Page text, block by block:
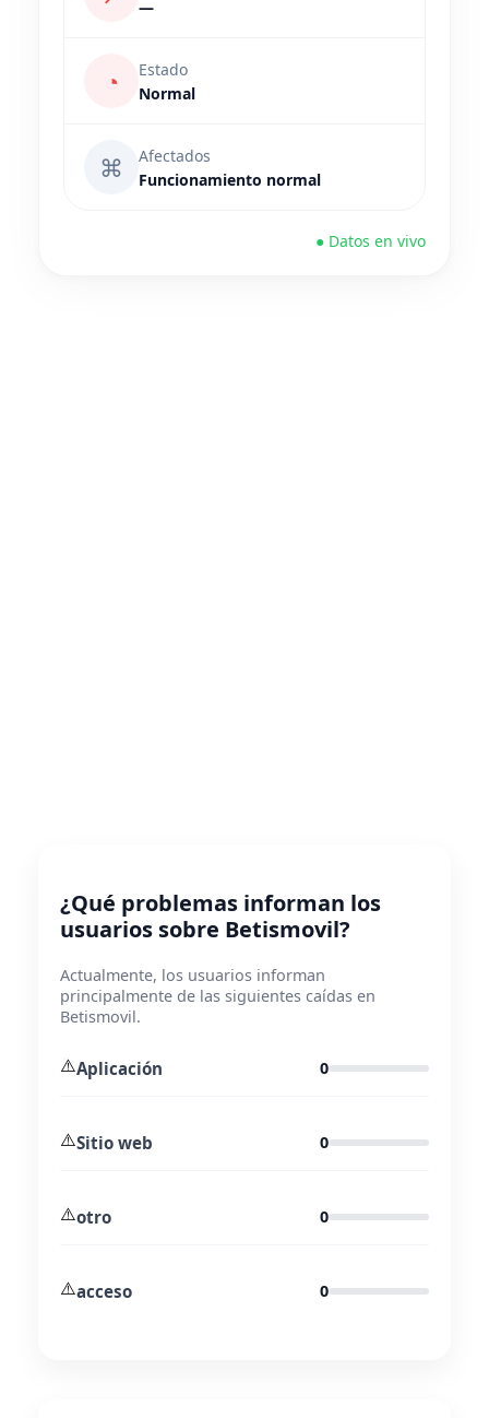
—
◔
Estado
Normal
⌘
Afectados
Funcionamiento normal
● Datos en vivo
¿Qué problemas informan los
usuarios sobre Betismovil?
Actualmente, los usuarios informan
principalmente de las siguientes caídas en
Betismovil.
⚠️Aplicación 0
⚠️Sitio web 0
⚠️otro 0
⚠️acceso 0